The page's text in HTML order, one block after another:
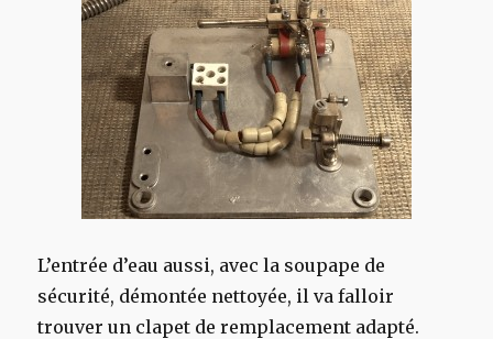
L’entrée d’eau aussi, avec la soupape de
sécurité, démontée nettoyée, il va falloir
trouver un clapet de remplacement adapté.